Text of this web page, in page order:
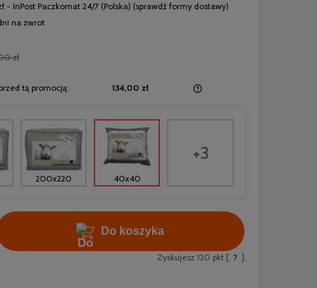
- InPost Paczkomat 24/7 (Polska) (sprawdź formy dostawy)
na zwrot
zł
tą promocją: 134,00 zł
Jeżeli produkt jest sprzedawany krócej niż
30 dni, wyświetlana jest najniższa cena od
momentu, kiedy produkt pojawił się w
sprzedaży.
200x220 40x40
+3
Do koszyka
Zyskujesz 120 pkt [ ? ]